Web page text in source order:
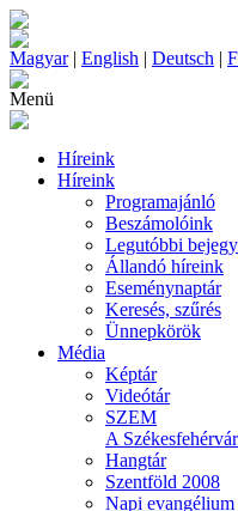
Magyar| English | Deutsch |
Menü
Híreink
Híreink
Programajánló
Beszámolóink
Legutóbbi
Állandó híreink
Eseménynaptár
Keresés, szűrés
Ünnepkörök
Média
Képtár
Videótár
SZEM
A
Hangtár
Szentföld 2008
Napi evangélium